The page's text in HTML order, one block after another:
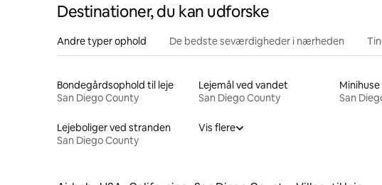
Destinationer, du kan udforske
Andre typer ophold De bedste seværdigheder i nærheden
Bondegårdsophold til leje
San Diego County
Lejemål ved vandet
San Diego County
San
Lejeboliger ved stranden
San Diego County
Vis flere